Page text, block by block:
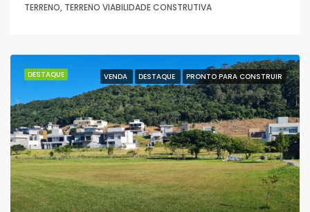
TERRENO, TERRENO VIABILIDADE CONSTRUTIVA
DESTAQUE VENDA DESTAQUE PRONTO PARA CONSTRUIR